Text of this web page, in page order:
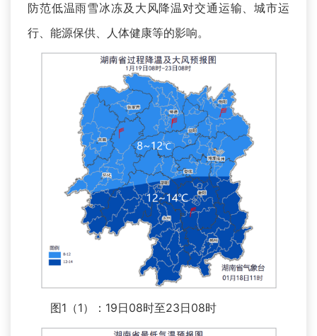
防范低温雨雪冰冻及大风降温对交通运输、城市运
行、能源保供、人体健康等的影响。
图1（1）：19日08时至23日08时